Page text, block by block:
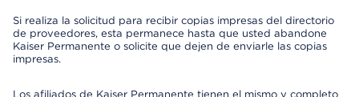
Si realiza la solicitud para recibir copias impresas del directorio
de proveedores, esta permanece hasta que usted abandone
Kaiser Permanente o solicite que dejen de enviarle las copias
impresas.
Los afiliados de Kaiser Permanente tienen el mismo y completo